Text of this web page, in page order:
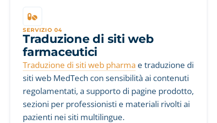
SERVIZIO 04
Traduzione di siti web
farmaceutici
Traduzione di siti web pharma e traduzione di
siti web MedTech con sensibilità ai contenuti
regolamentati, a supporto di pagine prodotto,
sezioni per professionisti e materiali rivolti ai
pazienti nei siti multilingue.